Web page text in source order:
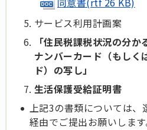
サービス利用計画案
「住民税課税状況の分
ナンバーカード（もしく
ド）の写し」
生活保護受給証明書
上記3の書類については、
経由でご提出お願いします